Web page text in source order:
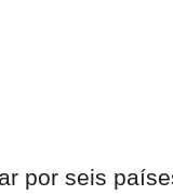
por seis